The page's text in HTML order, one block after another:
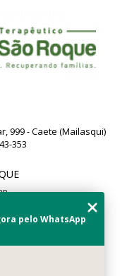
999 - Caete (Mailasqui)
353
pelo WhatsApp